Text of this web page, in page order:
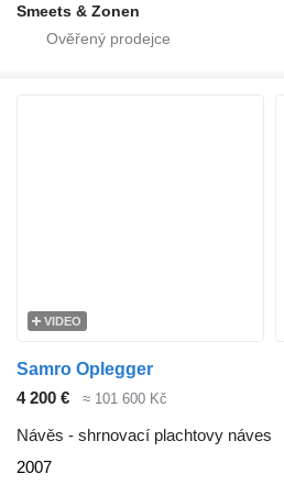
Smeets & Zonen
VIDEO
Samro Oplegger
4 200 €
≈ 101 600 Kč
Návěs - shrnovací plachtovy náves
2007